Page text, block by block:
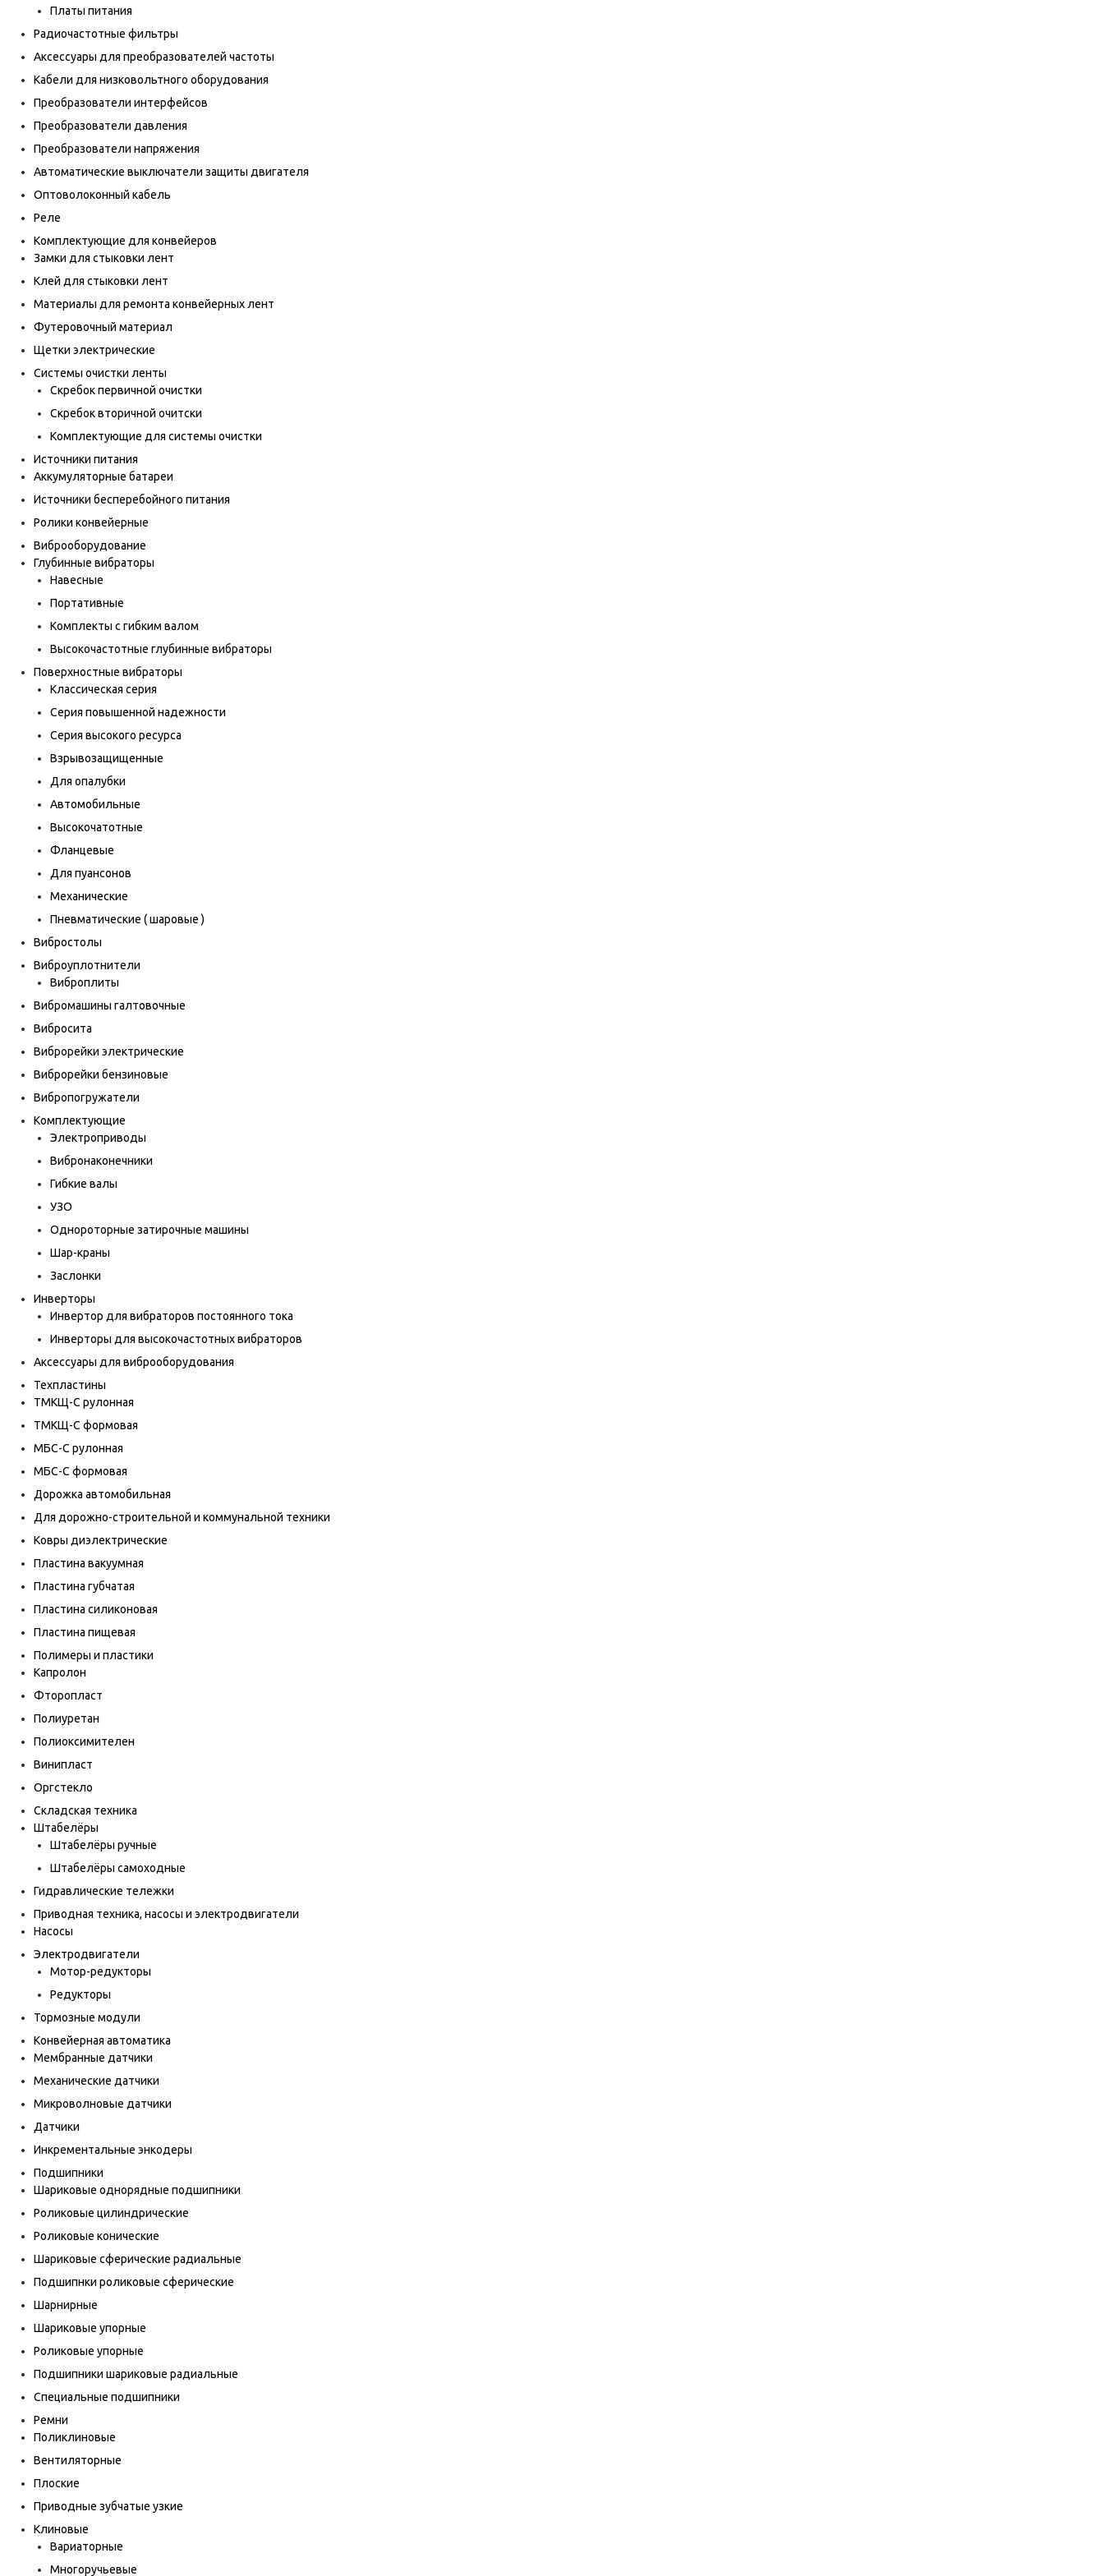
Платы питания
Радиочастотные фильтры
Аксессуары для преобразователей частоты
Кабели для низковольтного оборудования
Преобразователи интерфейсов
Преобразователи давления
Преобразователи напряжения
Автоматические выключатели защиты двигателя
Оптоволоконный кабель
Реле
Комплектующие для конвейеров
Замки для стыковки лент
Клей для стыковки лент
Материалы для ремонта конвейерных лент
Футеровочный материал
Щетки электрические
Системы очистки ленты
Скребок первичной очистки
Скребок вторичной очитски
Комплектующие для системы очистки
Источники питания
Аккумуляторные батареи
Источники бесперебойного питания
Ролики конвейерные
Виброоборудование
Глубинные вибраторы
Навесные
Портативные
Комплекты с гибким валом
Высокочастотные глубинные вибраторы
Поверхностные вибраторы
Классическая серия
Серия повышенной надежности
Серия высокого ресурса
Взрывозащищенные
Для опалубки
Автомобильные
Высокочатотные
Фланцевые
Для пуансонов
Механические
Пневматические ( шаровые )
Вибростолы
Виброуплотнители
Виброплиты
Вибромашины галтовочные
Вибросита
Виброрейки электрические
Виброрейки бензиновые
Вибропогружатели
Комплектующие
Электроприводы
Вибронаконечники
Гибкие валы
УЗО
Однороторные затирочные машины
Шар-краны
Заслонки
Инверторы
Инвертор для вибраторов постоянного тока
Инверторы для высокочастотных вибраторов
Аксессуары для виброоборудования
Техпластины
ТМКЩ-С рулонная
ТМКЩ-С формовая
МБС-С рулонная
МБС-С формовая
Дорожка автомобильная
Для дорожно-строительной и коммунальной техники
Ковры диэлектрические
Пластина вакуумная
Пластина губчатая
Пластина силиконовая
Пластина пищевая
Полимеры и пластики
Капролон
Фторопласт
Полиуретан
Полиоксимителен
Винипласт
Оргстекло
Складская техника
Штабелёры
Штабелёры ручные
Штабелёры самоходные
Гидравлические тележки
Приводная техника, насосы и электродвигатели
Насосы
Электродвигатели
Мотор-редукторы
Редукторы
Тормозные модули
Конвейерная автоматика
Мембранные датчики
Механические датчики
Микроволновые датчики
Датчики
Инкрементальные энкодеры
Подшипники
Шариковые однорядные подшипники
Роликовые цилиндрические
Роликовые конические
Шариковые сферические радиальные
Подшипнки роликовые сферические
Шарнирные
Шариковые упорные
Роликовые упорные
Подшипники шариковые радиальные
Специальные подшипники
Ремни
Поликлиновые
Вентиляторные
Плоские
Приводные зубчатые узкие
Клиновые
Вариаторные
Многоручьевые